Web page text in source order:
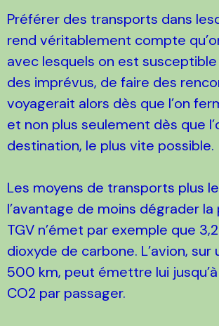
Préférer des transports dans
rend véritablement compte
avec lesquels on est
des imprévus, de faire des
voyagerait alors dès que l’on
et non plus seulement dès que
destination, le plus vite possible.
Les moyens de transports plus
l’avantage de moins dégrader la
TGV n’émet par exemple que
dioxyde de carbone. L’avion,
500 km, peut émettre lui jusqu’à
CO2 par passager.